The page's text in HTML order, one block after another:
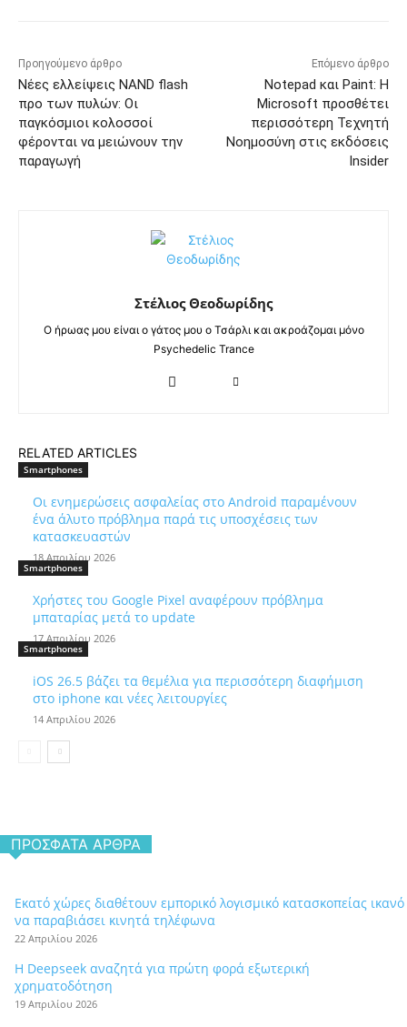
Προηγούμενο άρθρο
Νέες ελλείψεις NAND flash
προ των πυλών: Οι
παγκόσμιοι κολοσσοί
φέρονται να μειώνουν την
παραγωγή
Επόμενο άρθρο
Notepad και Paint: Η
Microsoft προσθέτει
περισσότερη Τεχνητή
Νοημοσύνη στις εκδόσεις
Insider
Στέλιος Θεοδωρίδης
Ο ήρωας μου είναι ο γάτος μου ο Τσάρλι και ακροάζομαι μόνο
Psychedelic Trance
RELATED ARTICLES
Smartphones
Οι ενημερώσεις ασφαλείας στο Android παραμένουν
ένα άλυτο πρόβλημα παρά τις υποσχέσεις των
κατασκευαστών
18 Απριλίου 2026
Smartphones
Χρήστες του Google Pixel αναφέρουν πρόβλημα
μπαταρίας μετά το update
17 Απριλίου 2026
Smartphones
iOS 26.5 βάζει τα θεμέλια για περισσότερη διαφήμιση
στο iphone και νέες λειτουργίες
14 Απριλίου 2026
ΠΡΌΣΦΑΤΑ ΆΡΘΡΑ
Εκατό χώρες διαθέτουν εμπορικό λογισμικό κατασκοπείας ικανό
να παραβιάσει κινητά τηλέφωνα
22 Απριλίου 2026
Η Deepseek αναζητά για πρώτη φορά εξωτερική
χρηματοδότηση
19 Απριλίου 2026